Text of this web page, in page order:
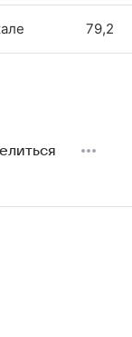
79,2